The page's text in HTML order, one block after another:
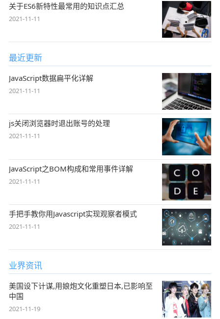
关于ES6新特性最常用的知识点汇总
2021-11-11
最近更新
JavaScript数据扁平化详解
2021-11-11
js关闭浏览器时退出账号的处理
2021-11-11
JavaScript之BOM构成和常用事件详解
2021-11-11
手把手教你用Javascript实现观察者模式
2021-11-11
业界资讯
美国设下计谋,用娘炮文化重塑日本,已影响至
中国
2021-11-19